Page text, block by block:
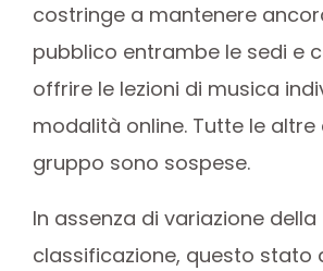
costringe a mantenere
pubblico entrambe le sedi e
offrire le lezioni di musica
modalità online. Tutte le
gruppo sono sospese.
In assenza di variazione della
classificazione, questo stato